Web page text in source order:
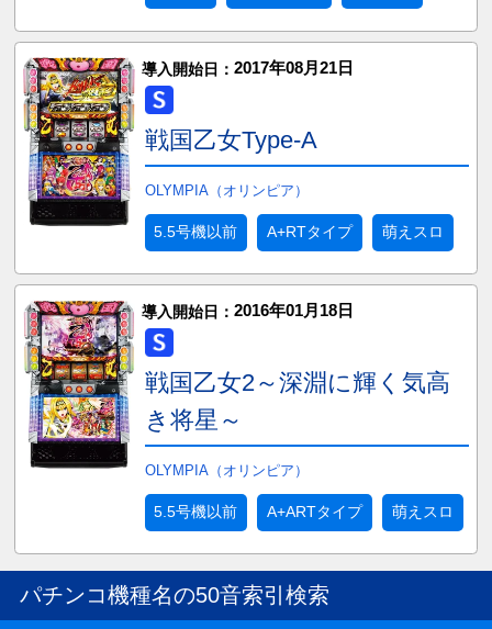
導入開始日： 2017年08月21日
戦国乙女Type-A
OLYMPIA（オリンピア）
5.5号機以前 A+RTタイプ 萌えスロ
導入開始日： 2016年01月18日
戦国乙女2～深淵に輝く気高
き将星～
OLYMPIA（オリンピア）
5.5号機以前 A+ARTタイプ 萌えスロ
パチンコ機種名の50音索引検索